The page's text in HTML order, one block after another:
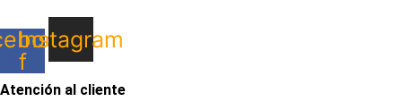
f
Instagram
Atención al cliente